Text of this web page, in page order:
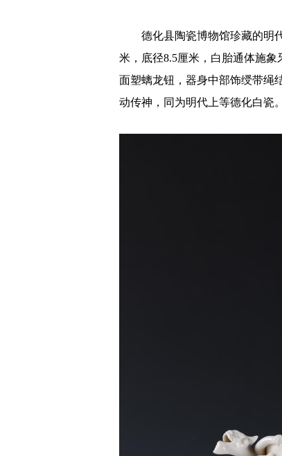
德化县陶瓷博物馆珍藏的明代
米，底径8.5厘米，白胎通体施
面塑螭龙钮，器身中部饰绶带绳
动传神，同为明代上等德化白瓷。